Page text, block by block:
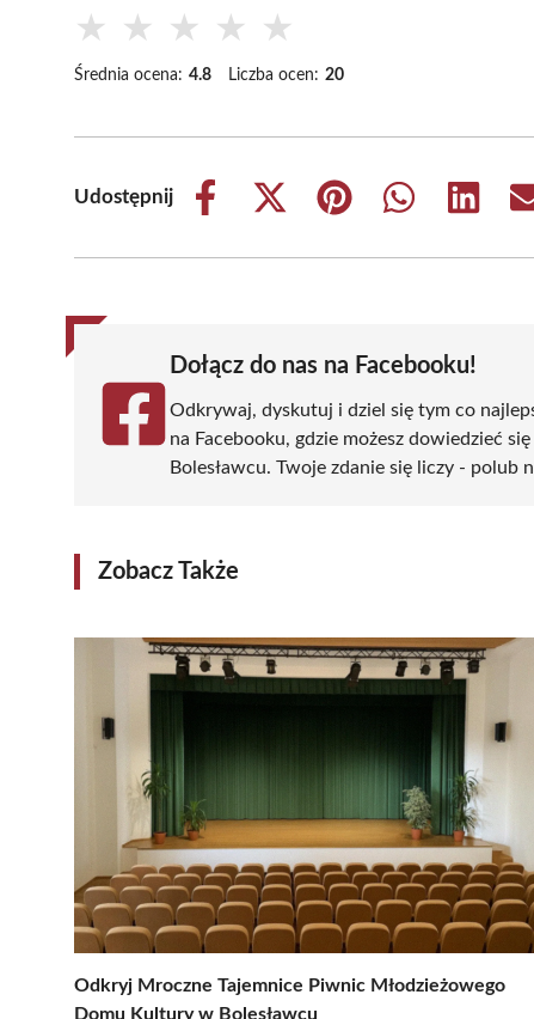
★ ★ ★ ★ ★
Średnia ocena: 4.8 Liczba ocen: 20
Udostępnij
Share
Share
(Twitter)
Share
Share
Share
Dołącz do nas na Facebooku!
Odkrywaj, dyskutuj i dziel się tym co
na Facebooku, gdzie możesz dowiedzieć
Bolesławcu. Twoje zdanie się liczy - polub
Zobacz Także
Odkryj Mroczne Tajemnice Piwnic Młodzieżowego
Domu Kultury w Bolesławcu